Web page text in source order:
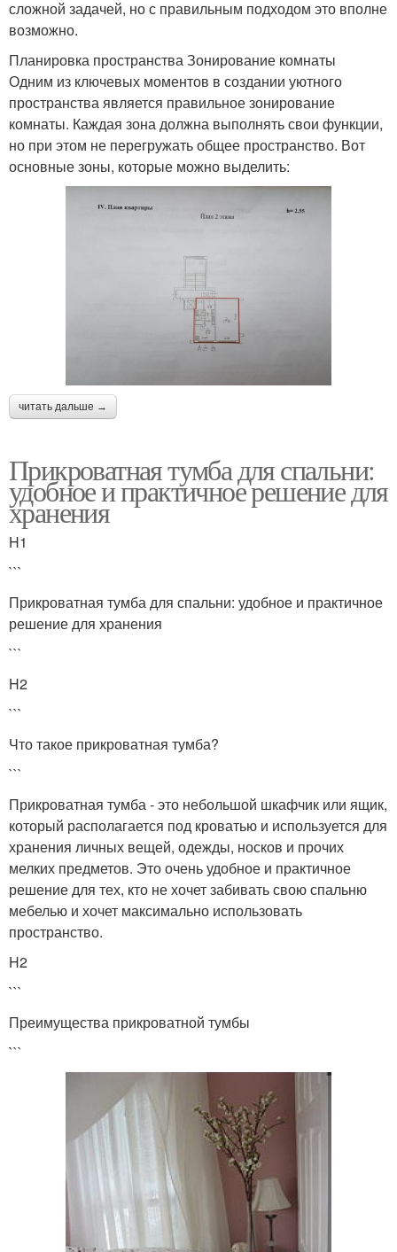
сложной задачей, но с правильным подходом это вполне
возможно.
Планировка пространства Зонирование комнаты
Одним из ключевых моментов в создании уютного
пространства является правильное зонирование
комнаты. Каждая зона должна выполнять свои функции,
но при этом не перегружать общее пространство. Вот
основные зоны, которые можно выделить:
читать дальше →
Прикроватная тумба для спальни:
удобное и практичное решение для
хранения
H1
```
Прикроватная тумба для спальни: удобное и практичное
решение для хранения
```
H2
```
Что такое прикроватная тумба?
```
Прикроватная тумба - это небольшой шкафчик или ящик,
который располагается под кроватью и используется для
хранения личных вещей, одежды, носков и прочих
мелких предметов. Это очень удобное и практичное
решение для тех, кто не хочет забивать свою спальню
мебелью и хочет максимально использовать
пространство.
H2
```
Преимущества прикроватной тумбы
```